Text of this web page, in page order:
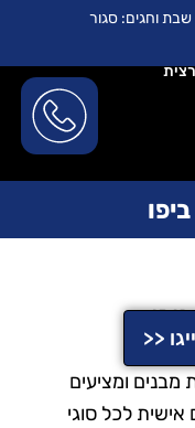
<<
ומציעים
אישית לכל סוגי